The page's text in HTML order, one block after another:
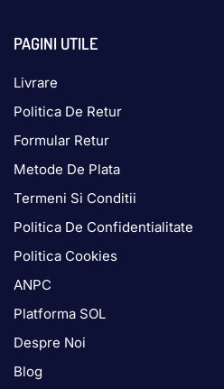
PAGINI UTILE
Livrare
Politica De Retur
Formular Retur
Metode De Plata
Termeni Si Conditii
Politica De Confidentialitate
Politica Cookies
ANPC
Platforma SOL
Despre Noi
Blog